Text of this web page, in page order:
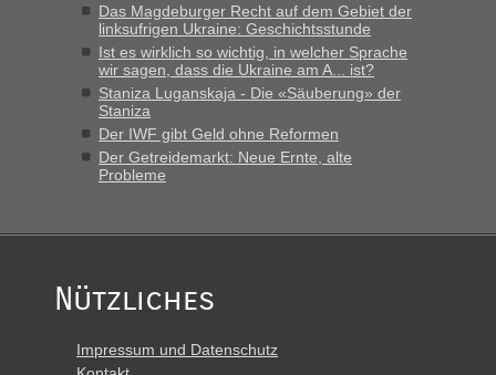
„Derzeit, ist es überall sehr voll an den Grenzen Ukraine/
Polen. Zb. Krakovets 100 PKW ca. 10 h Wartezeit. Wollen
Montag rüber, versuchen es sehr früh.“
Das Magdeburger Recht auf dem Gebiet der
linksufrigen Ukraine: Geschichtsstunde
Ist es wirklich so wichtig, in welcher Sprache
wir sagen, dass die Ukraine am A... ist?
Staniza Luganskaja - Die «Säuberung» der
Staniza
Der IWF gibt Geld ohne Reformen
Der Getreidemarkt: Neue Ernte, alte
Probleme
Nützliches
Impressum und Datenschutz